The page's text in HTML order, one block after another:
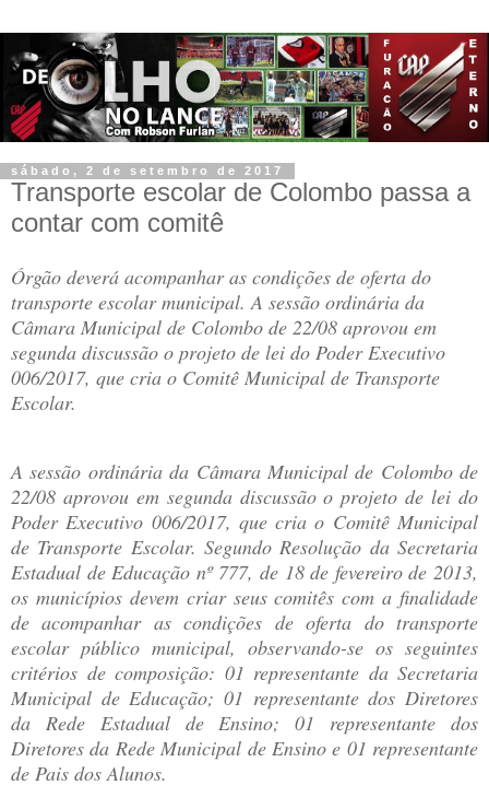
sábado, 2 de setembro de 2017
Transporte escolar de Colombo passa a
contar com comitê
Órgão deverá acompanhar as condições de oferta do
transporte escolar municipal. A sessão ordinária da
Câmara Municipal de Colombo de 22/08 aprovou em
segunda discussão o projeto de lei do Poder Executivo
006/2017, que cria o Comitê Municipal de Transporte
Escolar.
A sessão ordinária da Câmara Municipal de Colombo de
22/08 aprovou em segunda discussão o projeto de lei do
Poder Executivo 006/2017, que cria o Comitê Municipal
de Transporte Escolar. Segundo Resolução da Secretaria
Estadual de Educação nº 777, de 18 de fevereiro de 2013,
os municípios devem criar seus comitês com a finalidade
de acompanhar as condições de oferta do transporte
escolar público municipal, observando-se os seguintes
critérios de composição: 01 representante da Secretaria
Municipal de Educação; 01 representante dos Diretores
da Rede Estadual de Ensino; 01 representante dos
Diretores da Rede Municipal de Ensino e 01 representante
de Pais dos Alunos.